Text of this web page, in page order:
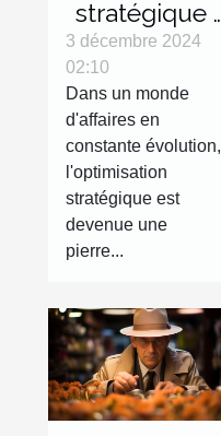
stratégique :
exploiter les
données
d'entreprises
pour croître
3 décembre 2024
02:10
Dans un monde
d'affaires en
constante évolution,
l'optimisation
stratégique est
devenue une
pierre...